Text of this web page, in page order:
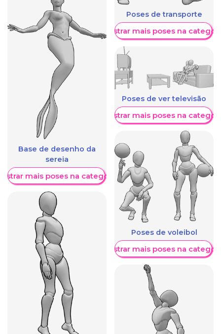
Base de desenho da
sereia
mais poses na categoria
Poses de transporte
Mostrar mais poses na
Poses de ver televisão
Mostrar mais poses na
Poses de voleibol
Mostrar mais poses na